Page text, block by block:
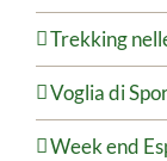
Trekking
Voglia di
Week end